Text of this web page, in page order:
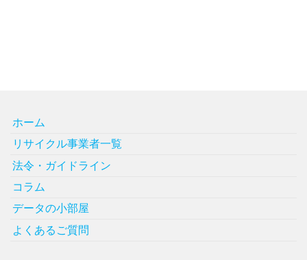
ホーム
リサイクル事業者一覧
法令・ガイドライン
コラム
データの小部屋
よくあるご質問